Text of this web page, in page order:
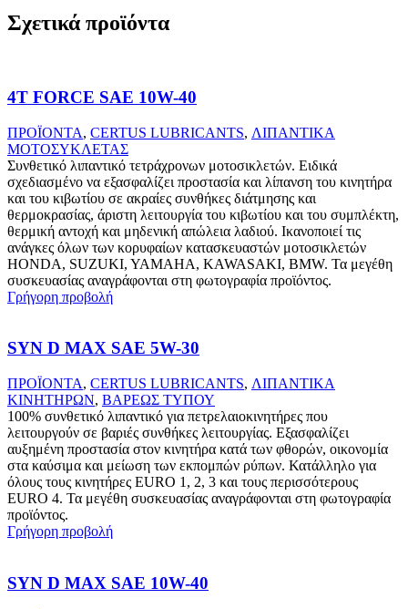
Σχετικά προϊόντα
4T FORCE SAE 10W-40
ΠΡΟΪΟΝΤΑ, CERTUS LUBRICANTS, ΛΙΠΑΝΤΙΚΑ
ΜΟΤΟΣΥΚΛΕΤΑΣ
Συνθετικό λιπαντικό τετράχρονων μοτοσικλετών. Ειδικά
σχεδιασμένο να εξασφαλίζει προστασία και λίπανση του κινητήρα
και του κιβωτίου σε ακραίες συνθήκες διάτμησης και
θερμοκρασίας, άριστη λειτουργία του κιβωτίου και του συμπλέκτη,
θερμική αντοχή και μηδενική απώλεια λαδιού. Ικανοποιεί τις
ανάγκες όλων των κορυφαίων κατασκευαστών μοτοσικλετών
HONDA, SUZUKI, YAMAHA, KAWASAKI, BMW. Τα μεγέθη
συσκευασίας αναγράφονται στη φωτογραφία προϊόντος.
Γρήγορη προβολή
SYN D MAX SAE 5W-30
ΠΡΟΪΟΝΤΑ, CERTUS LUBRICANTS, ΛΙΠΑΝΤΙΚΑ
ΚΙΝΗΤΗΡΩΝ, ΒΑΡΕΩΣ ΤΥΠΟΥ
100% συνθετικό λιπαντικό για πετρελαιοκινητήρες που
λειτουργούν σε βαριές συνθήκες λειτουργίας. Εξασφαλίζει
αυξημένη προστασία στον κινητήρα κατά των φθορών, οικονομία
στα καύσιμα και μείωση των εκπομπών ρύπων. Κατάλληλο για
όλους τους κινητήρες EURO 1, 2, 3 και τους περισσότερους
EURO 4. Τα μεγέθη συσκευασίας αναγράφονται στη φωτογραφία
προϊόντος.
Γρήγορη προβολή
SYN D MAX SAE 10W-40